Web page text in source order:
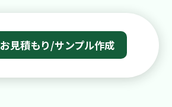
お見積もり/サンプル作成